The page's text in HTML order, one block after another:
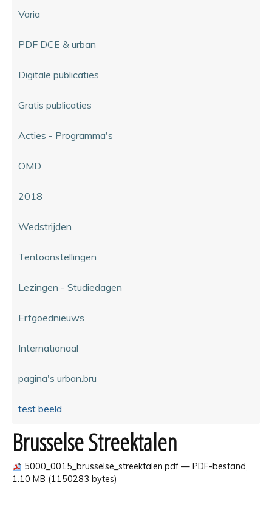
Varia
PDF DCE & urban
Digitale publicaties
Gratis publicaties
Acties - Programma's
OMD
2018
Wedstrijden
Tentoonstellingen
Lezingen - Studiedagen
Erfgoednieuws
Internationaal
pagina's urban.bru
test beeld
Brusselse Streektalen
5000_0015_brusselse_streektalen.pdf — PDF-bestand,
1.10 MB (1150283 bytes)